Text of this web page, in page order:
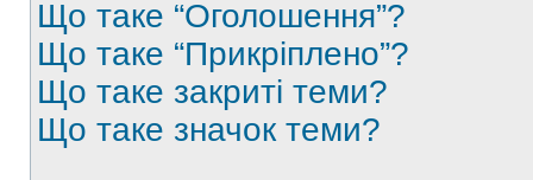
Що таке “Оголошення”?
Що таке “Прикріплено”?
Що таке закриті теми?
Що таке значок теми?